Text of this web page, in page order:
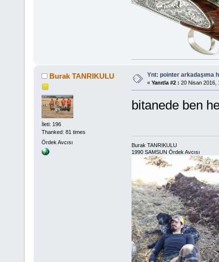
Burak TANRIKULU
İleti: 196
Thanked: 81 times
Ördek Avcısı
Ynt: pointer arkadaşıma
« Yanıtla #2 : 20 Nisan 2016,
bitanede ben
Burak TANRIKULU
1990 SAMSUN Ördek Avcısı